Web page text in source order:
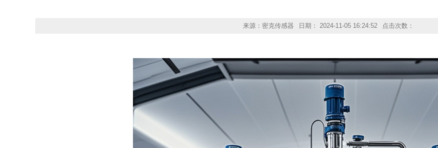
来源：密克传感器 日期： 2024-11-05 16:24:52 点击次数：